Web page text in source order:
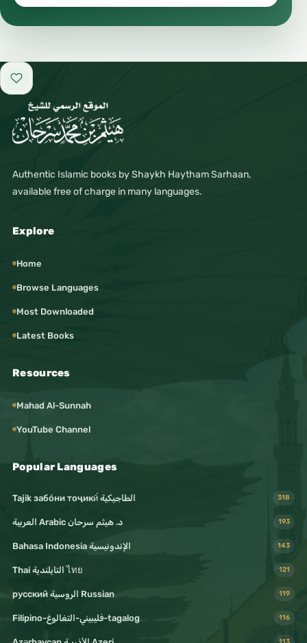
Add to favorites
Authentic Islamic books by Shaykh Haytham Sarhaan,
available free of charge in many languages.
Explore
Home
Browse Languages
Most Downloaded
Latest Books
Resources
Mahad Al-Sunnah
YouTube Channel
Popular Languages
Tajik забо́ни тоҷикӣ́ الطاجيكية 318
د. هيثم سرحان Arabic العربية 193
Bahasa Indonesia الإندونيسية 143
Thai التايلندية ไทย 121
русский الروسية Russian 119
Filipino-فليبيني-التغالوغ-tagalog 116